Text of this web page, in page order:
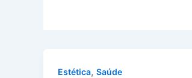
Estética, Saúde